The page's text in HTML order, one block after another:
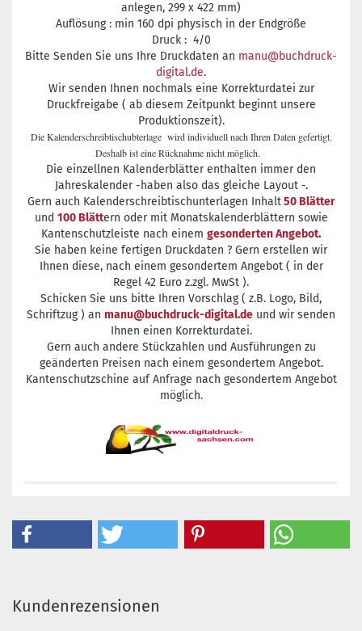
anlegen, 299 x 422 mm)
Auflösung : min 160 dpi physisch in der Endgröße
Druck : 4/0
Bitte Senden Sie uns Ihre Druckdaten an manu@buchdruck-
digital.de.
Wir senden Ihnen nochmals eine Korrekturdatei zur
Druckfreigabe ( ab diesem Zeitpunkt beginnt unsere
Produktionszeit).
Die Kalenderschreibtischubterlage wird individuell nach Ihren Daten gefertigt.
Deshalb ist eine Rücknahme nicht möglich.
Die einzellnen Kalenderblätter enthalten immer den
Jahreskalender -haben also das gleiche Layout -.
Gern auch Kalenderschreibtischunterlagen Inhalt50 Blätter
und 100 Blättern oder mit Monatskalenderblättern sowie
Kantenschutzleiste nach einem gesonderten Angebot.
Sie haben keine fertigen Druckdaten ? Gern erstellen wir
Ihnen diese, nach einem gesondertem Angebot ( in der
Regel 42 Euro z.zgl. MwSt ).
Schicken Sie uns bitte Ihren Vorschlag ( z.B. Logo, Bild,
Schriftzug ) an manu@buchdruck-digital.de und wir senden
Ihnen einen Korrekturdatei.
Gern auch andere Stückzahlen und Ausführungen zu
geänderten Preisen nach einem gesondertem Angebot.
Kantenschutzschine auf Anfrage nach gesondertem Angebot
möglich.
Kundenrezensionen